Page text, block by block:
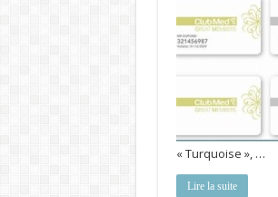
« Turquoise », …
Lire la suite